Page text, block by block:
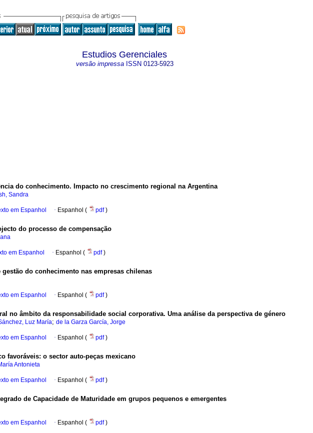
Estudios Gerenciales
versão impressaISSN 0123-5923
do conhecimento. Impacto no crescimento regional na Argentina
Sandra
em Espanhol · Espanhol ( pdf)
do processo de compensação
em Espanhol · Espanhol ( pdf)
do conhecimento nas empresas chilenas
em Espanhol · Espanhol ( pdf)
no âmbito da responsabilidade social corporativa. Uma análise da perspectiva de género
Luz María; de la Garza García, Jorge
em Espanhol · Espanhol ( pdf)
favoráveis: o sector auto-peças mexicano
Antonieta
em Espanhol · Espanhol ( pdf)
de Capacidade de Maturidade em grupos pequenos e emergentes
em Espanhol · Espanhol ( pdf)